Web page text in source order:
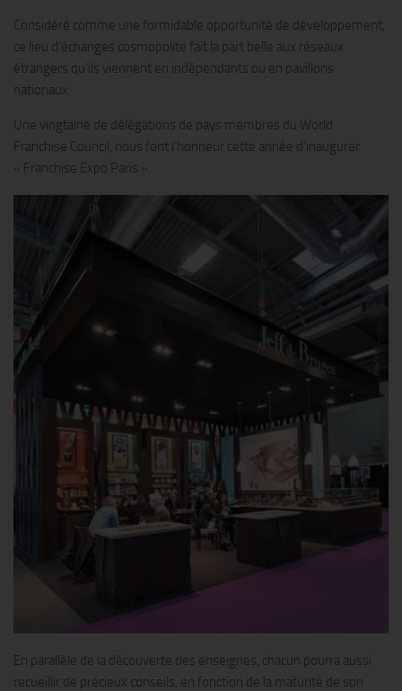
Considéré comme une formidable opportunité de développement,
ce lieu d’échanges cosmopolite fait la part belle aux réseaux
étrangers qu’ils viennent en indépendants ou en pavillons
nationaux.
Une vingtaine de délégations de pays membres du World
Franchise Council, nous font l’honneur cette année d’inaugurer
« Franchise Expo Paris ».
En parallèle de la découverte des enseignes, chacun pourra aussi
recueillir de précieux conseils, en fonction de la maturité de son